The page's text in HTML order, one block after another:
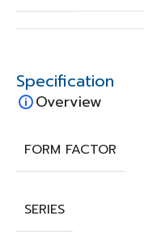
Specification
Overview
FORM FACTOR
SERIES